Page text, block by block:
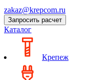
zakaz@krepcom.ru
Запросить расчет
Каталог
Крепеж